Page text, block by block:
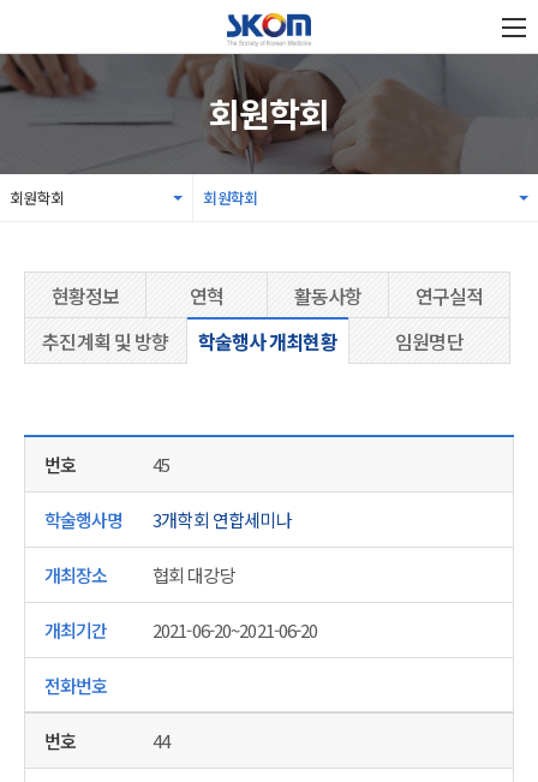
회원학회
회원학회 회원학회
현황정보 연혁 활동사항
연구실적
추진계획 및 방향
학술행사 개최현황 임원명단
45
3개학회 연합세미나
협회 대강당
2021-06-20~2021-06-20
44